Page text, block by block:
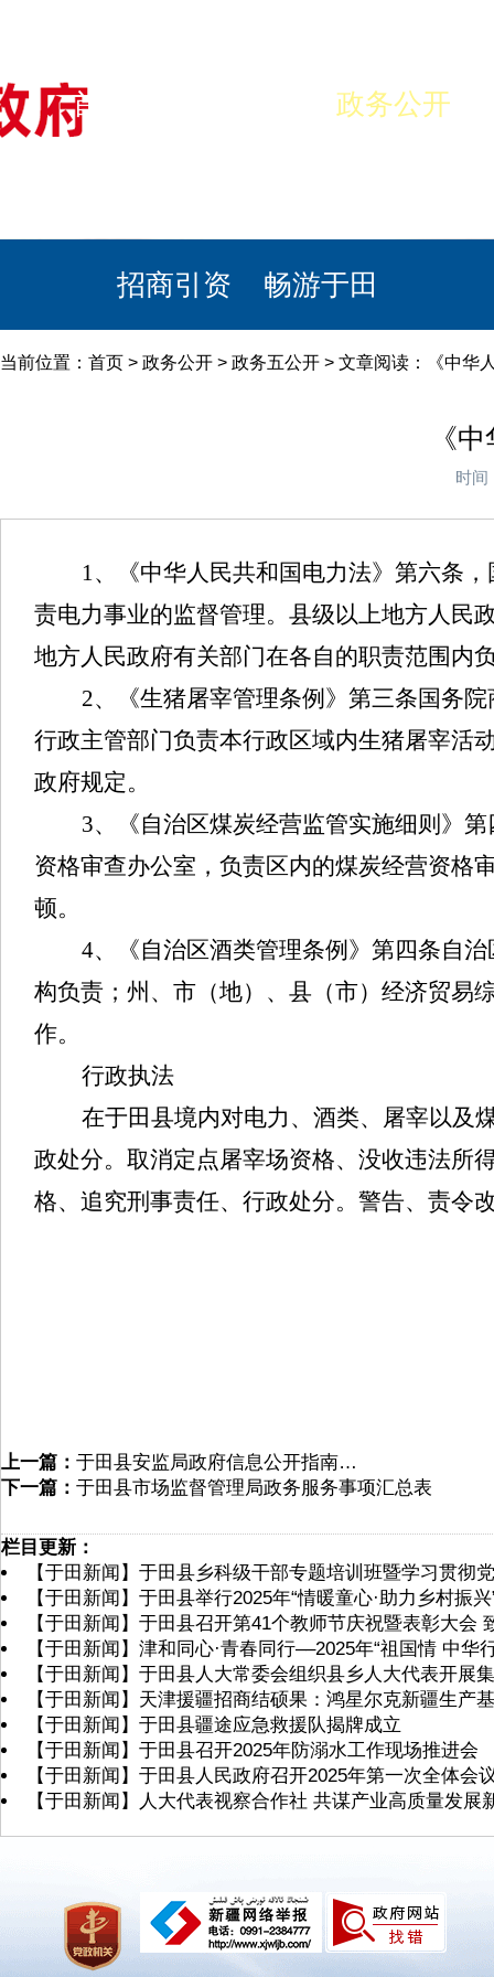
首页 政务公开
招商引资 畅游于田
当前位置： 首页 > 政务公开 > 政务五公开 > 文章阅读：《中华
《
时间
1、《中华人民共和国电力法》第六条
责电力事业的监督管理。县级以上地方人民
地方人民政府有关部门在各自的职责范围内
2、《生猪屠宰管理条例》第三条国务
行政主管部门负责本行政区域内生猪屠宰活
政府规定。
3、《自治区煤炭经营监管实施细则》
资格审查办公室，负责区内的煤炭经营资格
顿。
4、《自治区酒类管理条例》第四条自
构负责；州、市（地）、县（市）经济贸易
作。
行政执法
在于田县境内对电力、酒类、屠宰以及
政处分。取消定点屠宰场资格、没收违法所
格、追究刑事责任、行政处分。警告、责令
上一篇： 于田县安监局政府信息公开指南…
下一篇： 于田县市场监督管理局政务服务事项汇总表
栏目更新：
【于田新闻】于田县乡科级干部专题培训班暨学习贯彻
【于田新闻】于田县举行2025年“情暖童心·助力乡村振
【于田新闻】于田县召开第41个教师节庆祝暨表彰大会
【于田新闻】津和同心·青春同行––2025年“祖国情 中
【于田新闻】于田县人大常委会组织县乡人大代表开展
【于田新闻】天津援疆招商结硕果：鸿星尔克新疆生产
【于田新闻】于田县疆途应急救援队揭牌成立
【于田新闻】于田县召开2025年防溺水工作现场推进会
【于田新闻】于田县人民政府召开2025年第一次全体会
【于田新闻】人大代表视察合作社 共谋产业高质量发展